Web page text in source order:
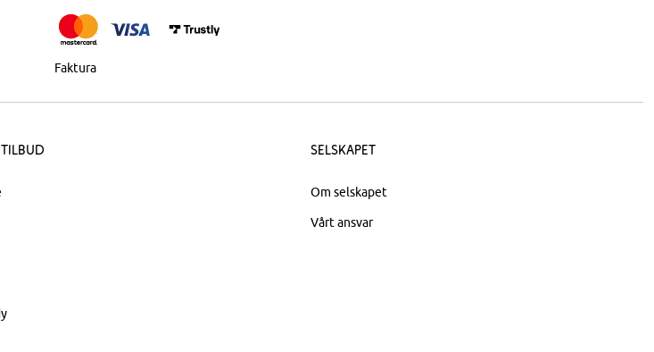
Faktura
tilbud Selskapet
Om selskapet
Vårt ansvar